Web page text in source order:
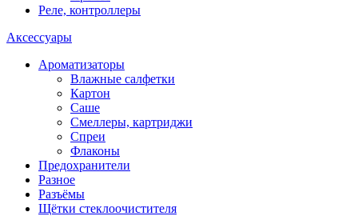
Реле, контроллеры
Аксессуары
Ароматизаторы
Влажные салфетки
Картон
Саше
Смеллеры, картриджи
Спреи
Флаконы
Предохранители
Разное
Разъёмы
Щётки стеклоочистителя